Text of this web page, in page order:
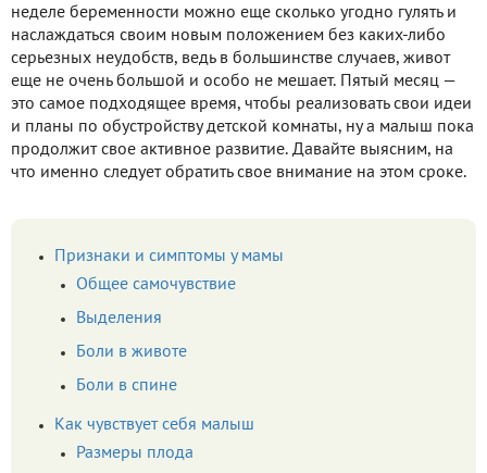
неделе беременности можно еще сколько угодно гулять и
наслаждаться своим новым положением без каких-либо
серьезных неудобств, ведь в большинстве случаев, живот
еще не очень большой и особо не мешает. Пятый месяц —
это самое подходящее время, чтобы реализовать свои идеи
и планы по обустройству детской комнаты, ну а малыш пока
продолжит свое активное развитие. Давайте выясним, на
что именно следует обратить свое внимание на этом сроке.
Признаки и симптомы у мамы
Общее самочувствие
Выделения
Боли в животе
Боли в спине
Как чувствует себя малыш
Размеры плода